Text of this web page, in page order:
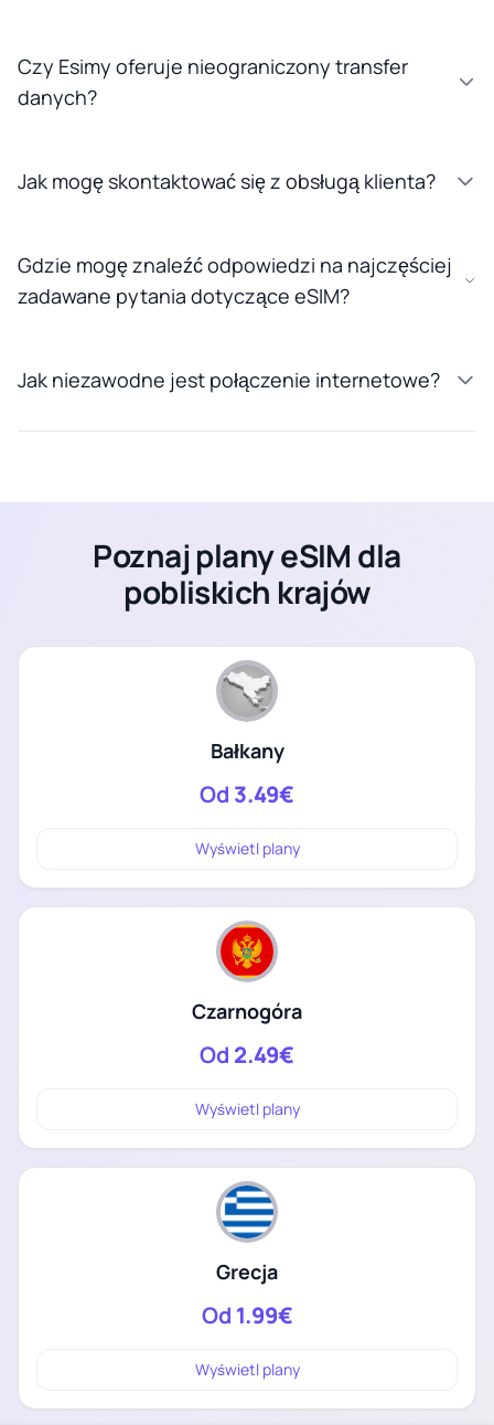
Czy Esimy oferuje nieograniczony transfer
danych?
Jak mogę skontaktować się z obsługą klienta?
Gdzie mogę znaleźć odpowiedzi na najczęściej
zadawane pytania dotyczące eSIM?
Jak niezawodne jest połączenie internetowe?
Poznaj plany eSIM dla
pobliskich krajów
Bałkany
Od 3.49€
Wyświetl plany
Czarnogóra
Od 2.49€
Wyświetl plany
Grecja
Od 1.99€
Wyświetl plany